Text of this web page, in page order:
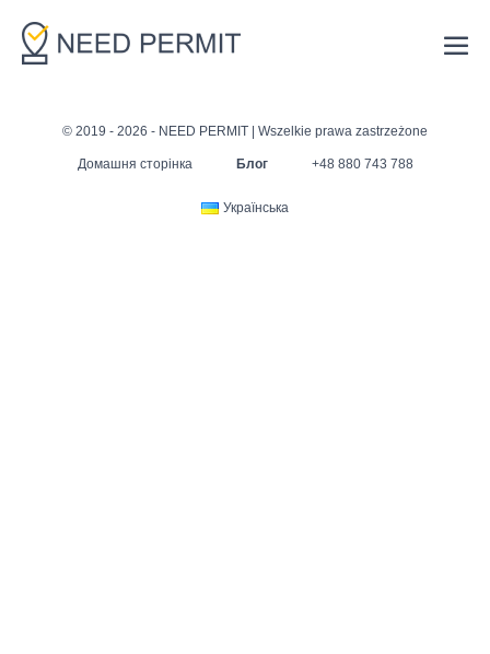
© 2019 - 2026 - NEED PERMIT | Wszelkie prawa zastrzeżone
Домашня сторінка Блог +48 880 743 788
Українська